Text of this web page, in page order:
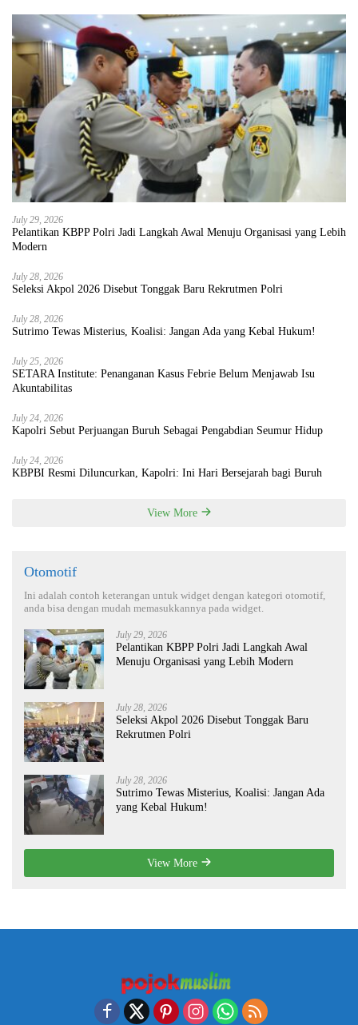
July 29, 2026
Pelantikan KBPP Polri Jadi Langkah Awal Menuju Organisasi yang Lebih
Modern
July 28, 2026
Seleksi Akpol 2026 Disebut Tonggak Baru Rekrutmen Polri
July 28, 2026
Sutrimo Tewas Misterius, Koalisi: Jangan Ada yang Kebal Hukum!
July 25, 2026
SETARA Institute: Penanganan Kasus Febrie Belum Menjawab Isu
Akuntabilitas
July 24, 2026
Kapolri Sebut Perjuangan Buruh Sebagai Pengabdian Seumur Hidup
July 24, 2026
KBPBI Resmi Diluncurkan, Kapolri: Ini Hari Bersejarah bagi Buruh
View More
Otomotif
Ini adalah contoh keterangan untuk widget dengan kategori otomotif,
anda bisa dengan mudah memasukkannya pada widget.
July 29, 2026
Pelantikan KBPP Polri Jadi Langkah Awal
Menuju Organisasi yang Lebih Modern
July 28, 2026
Seleksi Akpol 2026 Disebut Tonggak Baru
Rekrutmen Polri
July 28, 2026
Sutrimo Tewas Misterius, Koalisi: Jangan Ada
yang Kebal Hukum!
View More